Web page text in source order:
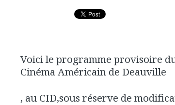
Voici le programme provisoire
Cinéma Américain de Deauville
, au CID,sous réserve de